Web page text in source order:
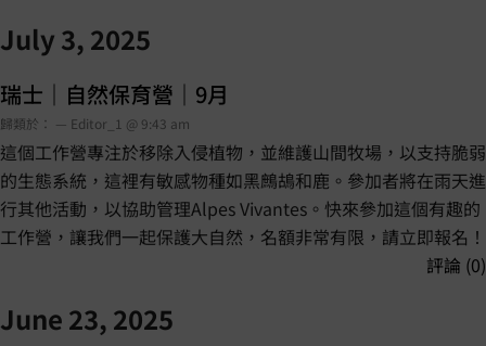
July 3, 2025
瑞士｜自然保育營｜9月
歸類於： — Editor_1 @ 9:43 am
這個工作營專注於移除入侵植物，並維護山間牧場，以支持脆弱
的生態系統，這裡有敏感物種如黑鷓鴣和鹿。參加者將在雨天進
行其他活動，以協助管理Alpes Vivantes。快來參加這個有趣的
工作營，讓我們一起保護大自然，名額非常有限，請立即報名！
評論 (0)
June 23, 2025